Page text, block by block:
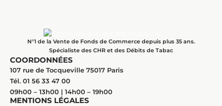
N°1 de la Vente de Fonds de Commerce depuis plus 35 ans.
Spécialiste des CHR et des Débits de Tabac
COORDONNÉES
107 rue de Tocqueville 75017 Paris
Tél. 01 56 33 47 00
09h00 – 13h00 | 14h00 – 19h00
MENTIONS LÉGALES